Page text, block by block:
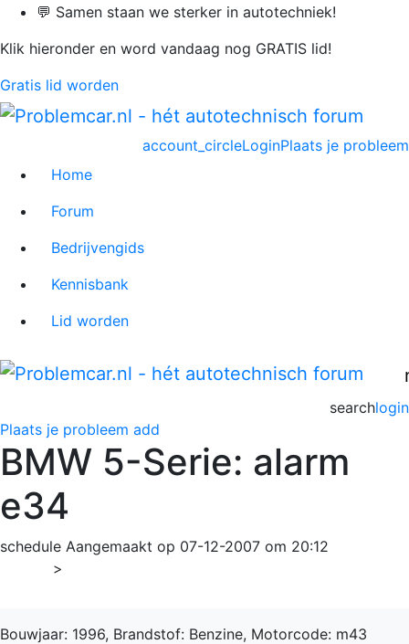
💬 Samen staan we sterker in autotechniek!
Klik hieronder en word vandaag nog GRATIS lid!
Gratis lid worden
Plaats je probleem
account_circleLogin
Home
Forum
Bedrijvengids
Kennisbank
Lid worden
login
search
Plaats je probleem add
BMW 5-Serie: alarm
e34
schedule Aangemaakt op 07-12-2007 om 20:12
>
Bouwjaar: 1996, Brandstof: Benzine, Motorcode: m43